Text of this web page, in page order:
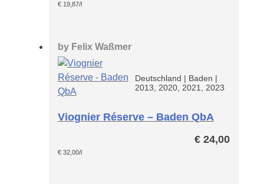
€19,87/l
by Felix Waßmer
Deutschland | Baden |
2013, 2020, 2021, 2023
Viognier Réserve – Baden QbA
€ 24,00
€32,00/l